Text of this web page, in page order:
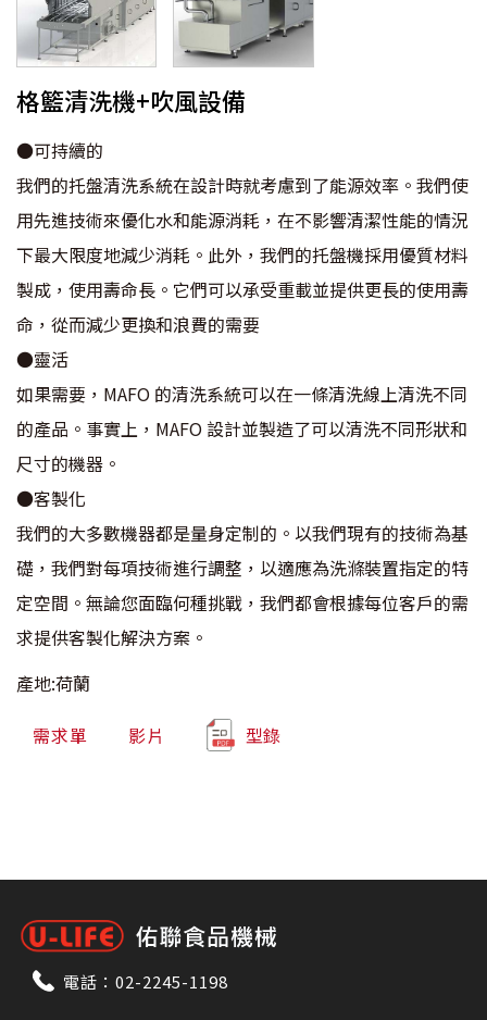
格籃清洗機+吹風設備
●可持續的
我們的托盤清洗系統在設計時就考慮到了能源效率。我們使
用先進技術來優化水和能源消耗，在不影響清潔性能的情況
下最大限度地減少消耗。此外，我們的托盤機採用優質材料
製成，使用壽命長。它們可以承受重載並提供更長的使用壽
命，從而減少更換和浪費的需要
●靈活
如果需要，MAFO 的清洗系統可以在一條清洗線上清洗不同
的產品。事實上，MAFO 設計並製造了可以清洗不同形狀和
尺寸的機器。
●客製化
我們的大多數機器都是量身定制的。以我們現有的技術為基
礎，我們對每項技術進行調整，以適應為洗滌裝置指定的特
定空間。無論您面臨何種挑戰，我們都會根據每位客戶的需
求提供客製化解決方案。
產地:荷蘭
需求單 影片 型錄
電話： 02-2245-1198